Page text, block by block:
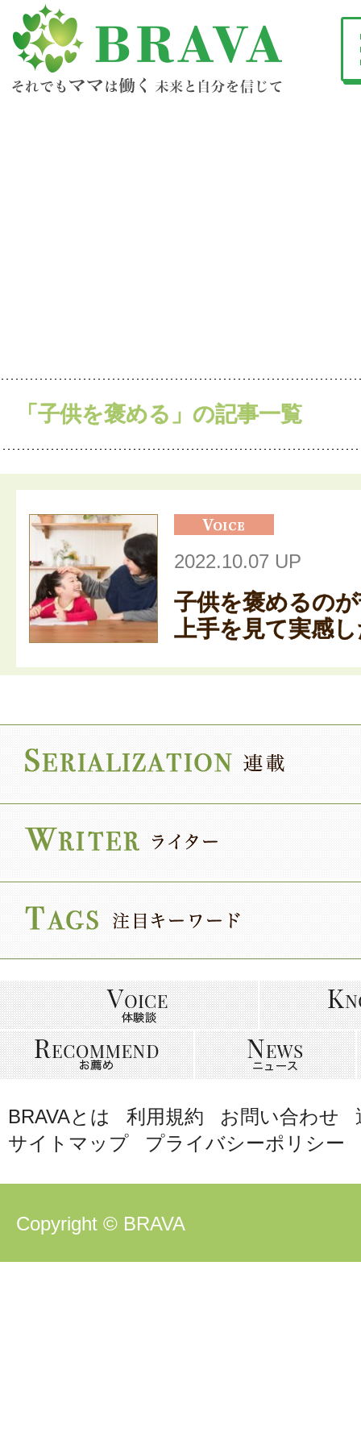
「子供を褒める」の記事一覧
2022.10.07 UP
子供を褒めるの
上手を見て実感
BRAVAとは 利用規約 お問い合わせ
サイトマップ
プライバシーポリシー
Copyright © BRAVA